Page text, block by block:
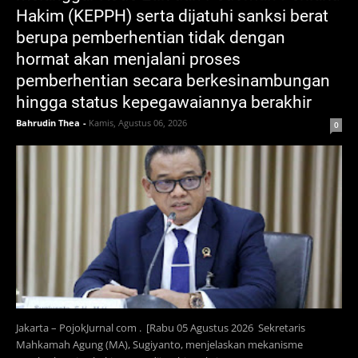
Hakim (KEPPH) serta dijatuhi sanksi berat
berupa pemberhentian tidak dengan
hormat akan menjalani proses
pemberhentian secara berkesinambungan
hingga status kepegawaiannya berakhir
Bahrudin Thea - Kamis, Agustus 06, 2026 0
Jakarta – PojokJurnal com . [Rabu 05 Agustus 2026 Sekretaris
Mahkamah Agung (MA), Sugiyanto, menjelaskan mekanisme